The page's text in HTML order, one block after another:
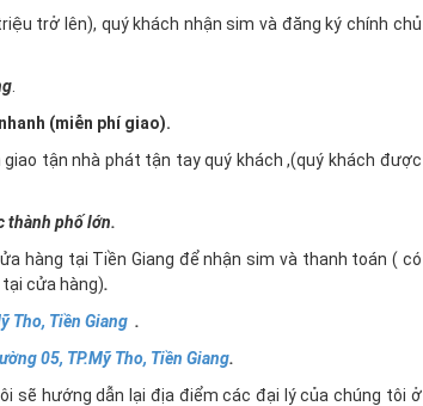
trở lên), quý khách nhận sim và đăng ký chính chủ
(miễn phí giao).
tận nhà phát tận tay quý khách ,(quý khách được
thành phố lớn.
hàng tại Tiền Giang để nhận sim và thanh toán ( có
cửa hàng).
Tho, Tiền Giang .
05, TP.Mỹ Tho, Tiền Giang.
sẽ hướng dẫn lại địa điểm các đại lý của chúng tôi ở